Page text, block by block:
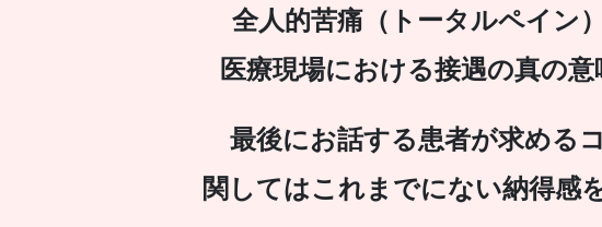
全人的苦痛（トータルペイン
医療現場における接遇の真の意
最後にお話する患者が求める
関してはこれまでにない納得感